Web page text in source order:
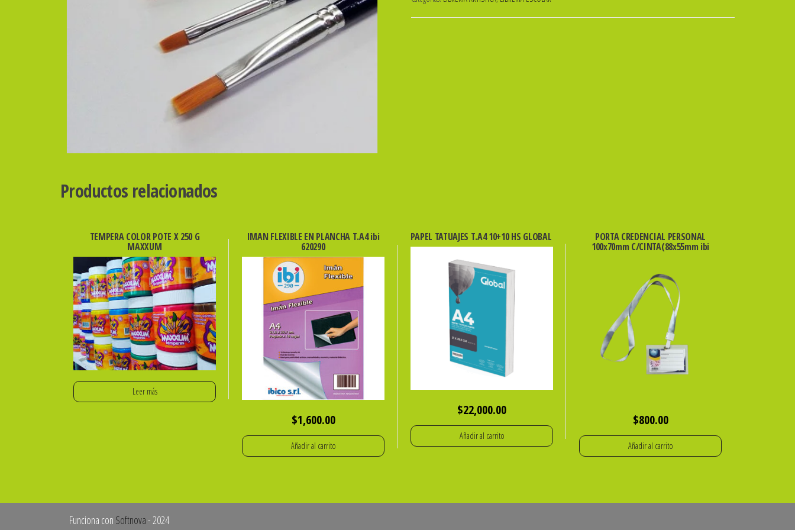
SINTETICO
REDONDO
Productos relacionados
TEMPERA COLOR POTE X 250 G
MAXXUM
Leer más
IMAN FLEXIBLE EN PLANCHA T.A4 ibi
620290
$1,600.00
Añadir al carrito
PAPEL TATUAJES T.A4 10+10 HS GLOBAL
$22,000.00
Añadir al carrito
PORTA CREDENCIAL PERSONAL
100x70mm C/CINTA(88x55mm ibi
$800.00
Añadir al carrito
Funciona con Softnova- 2024